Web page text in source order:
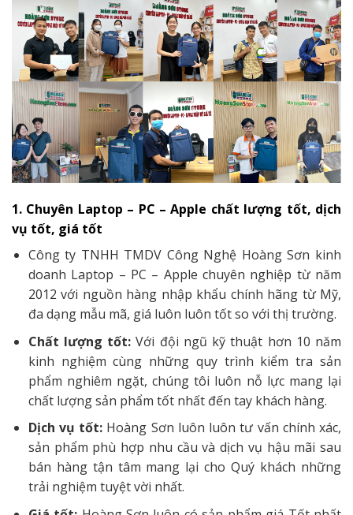
1. Chuyên Laptop – PC – Apple chất lượng tốt, dịch
vụ tốt, giá tốt
Công ty TNHH TMDV Công Nghệ Hoàng Sơn kinh
doanh Laptop – PC – Apple chuyên nghiệp từ năm
2012 với nguồn hàng nhập khẩu chính hãng từ Mỹ,
đa dạng mẫu mã, giá luôn luôn tốt so với thị trường.
Chất lượng tốt: Với đội ngũ kỹ thuật hơn 10 năm
kinh nghiệm cùng những quy trình kiểm tra sản
phẩm nghiêm ngặt, chúng tôi luôn nỗ lực mang lại
chất lượng sản phẩm tốt nhất đến tay khách hàng.
Dịch vụ tốt: Hoàng Sơn luôn luôn tư vấn chính xác,
sản phẩm phù hợp nhu cầu và dịch vụ hậu mãi sau
bán hàng tận tâm mang lại cho Quý khách những
trải nghiệm tuyệt vời nhất.